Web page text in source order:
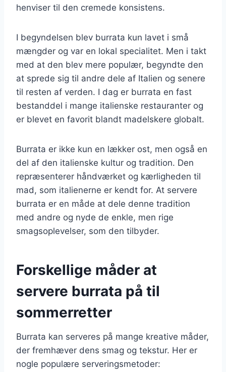
henviser til den cremede konsistens.
I begyndelsen blev burrata kun lavet i små
mængder og var en lokal specialitet. Men i takt
med at den blev mere populær, begyndte den
at sprede sig til andre dele af Italien og senere
til resten af verden. I dag er burrata en fast
bestanddel i mange italienske restauranter og
er blevet en favorit blandt madelskere globalt.
Burrata er ikke kun en lækker ost, men også en
del af den italienske kultur og tradition. Den
repræsenterer håndværket og kærligheden til
mad, som italienerne er kendt for. At servere
burrata er en måde at dele denne tradition
med andre og nyde de enkle, men rige
smagsoplevelser, som den tilbyder.
Forskellige måder at
servere burrata på til
sommerretter
Burrata kan serveres på mange kreative måder,
der fremhæver dens smag og tekstur. Her er
nogle populære serveringsmetoder: